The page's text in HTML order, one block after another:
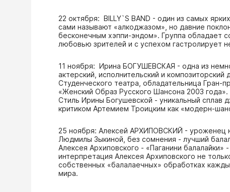
22 октября: BILLY`S BAND - один из самых
сами называют «алкоджазом», но давние
бесконечным хэппи-эндом». Группа обладает
любовью зрителей и с успехом гастролирует
11 ноября: Ирина БОГУШЕВСКАЯ - одна из
актерский, исполнительский и
Студенческого театра, обладательница Гран-
«Женский Образ Русского Шансона 2003 года».
Стиль Ирины Богушевской - уникальный сплав
критиком Артемием Троицким как «модерн-
25 ноября: Алексей АРХИПОВСКИЙ - уроженец
Людмилы Зыкиной, без сомнения - лучший
Алексея Архиповского - «Паганини
интерпретация Алексея Архиповского не
собственных «балалаечных» обработках
мира.